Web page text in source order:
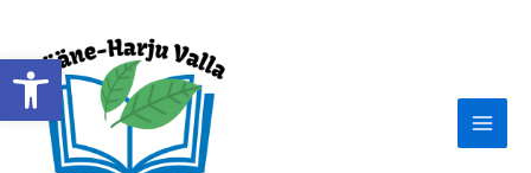
Open toolbar
content
Main